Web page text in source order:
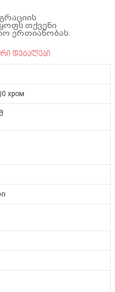
თქვენი
ერთიანობას.
დეტალები
хром